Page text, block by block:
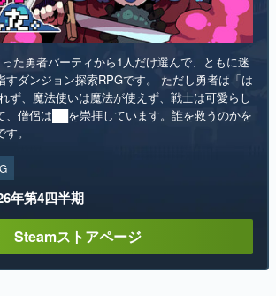
った勇者パーティから1人だけ選んで、ともに迷
すダンジョン探索RPGです。 ただし勇者は「は
ず、魔法使いは魔法が使えず、戦士は可愛らし
、僧侶は██を崇拝しています。誰を救うのかを
。
年第4四半期
Steamストアページ